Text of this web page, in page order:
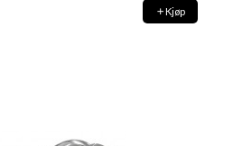
Kjøp